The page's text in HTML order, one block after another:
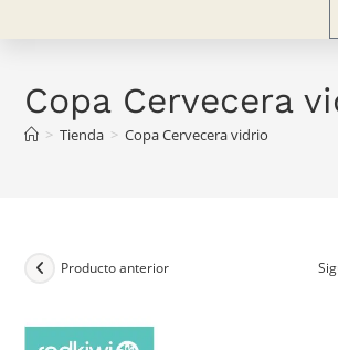
Contacto
Copa Cervecera
> Tienda > Copa Cervecera vidrio
Producto anterior